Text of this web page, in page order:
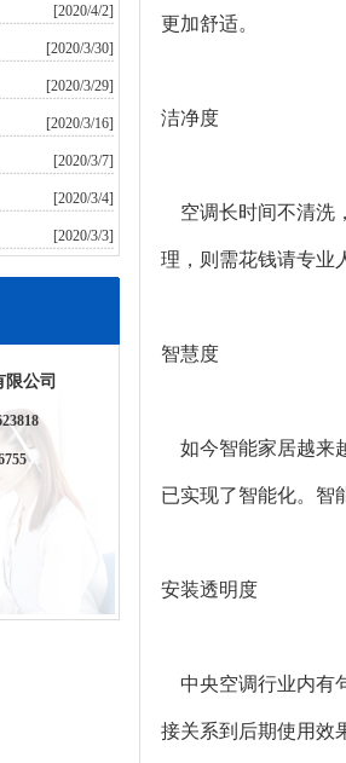
[2020/4/2]
[2020/3/30]
[2020/3/29]
[2020/3/16]
[2020/3/7]
[2020/3/4]
[2020/3/3]
公司
更加舒适。
洁净度
空调长时间不清洗
理，则需花钱请专业
智慧度
如今智能家居越来
已实现了智能化。智
安装透明度
中央空调行业内有
接关系到后期使用效